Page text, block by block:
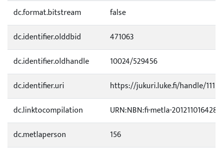
dc.format.bitstream
false
dc.identifier.olddbid
471063
dc.identifier.oldhandle
10024/529456
dc.identifier.uri
https://jukuri.luke.fi/handle/
dc.linktocompilation
URN:NBN:fi-metla-201211016428
dc.metlaperson
156